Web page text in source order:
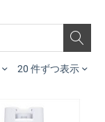
20 件ずつ表示